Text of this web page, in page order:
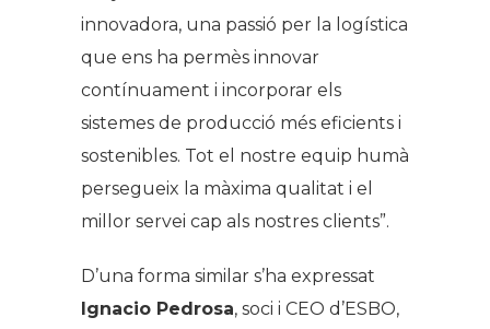
innovadora, una passió per la logística
que ens ha permès innovar
contínuament i incorporar els
sistemes de producció més eficients i
sostenibles. Tot el nostre equip humà
persegueix la màxima qualitat i el
millor servei cap als nostres clients”.
D’una forma similar s’ha expressat
Ignacio Pedrosa, soci i CEO d’ESBO,